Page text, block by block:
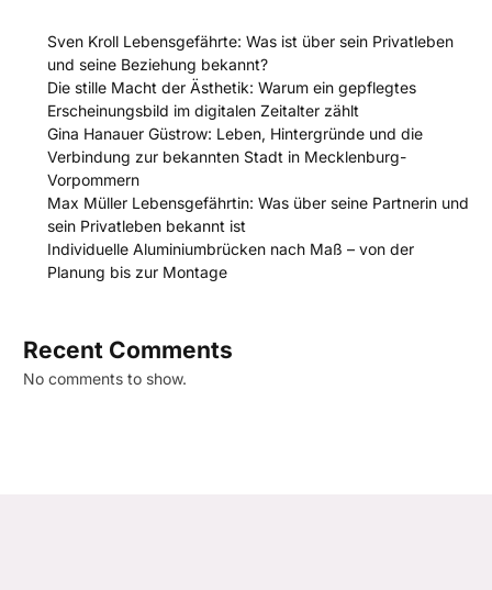
Sven Kroll Lebensgefährte: Was ist über sein Privatleben
und seine Beziehung bekannt?
Die stille Macht der Ästhetik: Warum ein gepflegtes
Erscheinungsbild im digitalen Zeitalter zählt
Gina Hanauer Güstrow: Leben, Hintergründe und die
Verbindung zur bekannten Stadt in Mecklenburg-
Vorpommern
Max Müller Lebensgefährtin: Was über seine Partnerin und
sein Privatleben bekannt ist
Individuelle Aluminiumbrücken nach Maß – von der
Planung bis zur Montage
Recent Comments
No comments to show.